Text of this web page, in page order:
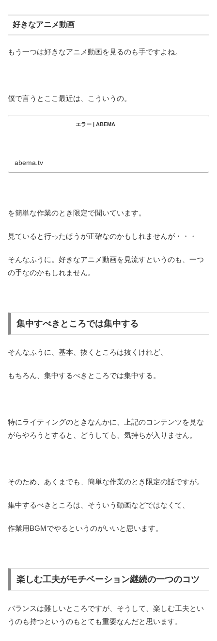
好きなアニメ動画
もう一つは好きなアニメ動画を見るのも手ですよね。
僕で言うとここ最近は、こういうの。
エラー | ABEMA
abema.tv
を簡単な作業のとき限定で聞いています。
見ていると行ったほうが正確なのかもしれませんが・・・
そんなふうに。好きなアニメ動画を見流すというのも、一つ
の手なのかもしれません。
集中すべきところでは集中する
そんなふうに、基本、抜くところは抜くけれど、
もちろん、集中するべきところでは集中する。
特にライティングのときなんかに、上記のコンテンツを見な
がらやろうとすると、どうしても、気持ちが入りません。
そのため、あくまでも、簡単な作業のとき限定の話ですが。
集中するべきところは、そういう動画などではなくて、
作業用BGMでやるというのがいいと思います。
楽しむ工夫がモチベーション継続の一つのコツ
バランスは難しいところですが、そうして、楽しむ工夫とい
うのも持つというのもとても重要なんだと思います。